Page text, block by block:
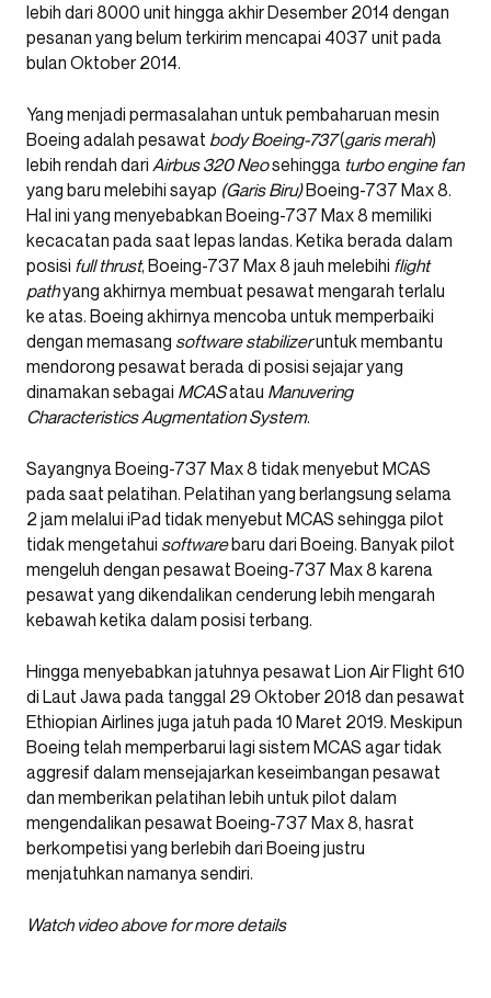
lebih dari 8000 unit hingga akhir Desember 2014 dengan
pesanan yang belum terkirim mencapai 4037 unit pada
bulan Oktober 2014.
Yang menjadi permasalahan untuk pembaharuan mesin
Boeing adalah pesawat bodyBoeing-737(garis merah)
lebih rendah dari Airbus 320 Neosehingga turbo engine fan
yang baru melebihi sayap (Garis Biru)Boeing-737 Max 8.
Hal ini yang menyebabkan Boeing-737 Max 8 memiliki
kecacatan pada saat lepas landas. Ketika berada dalam
posisi full thrust, Boeing-737 Max 8 jauh melebihi flight
pathyang akhirnya membuat pesawat mengarah terlalu
ke atas. Boeing akhirnya mencoba untuk memperbaiki
dengan memasang software stabilizeruntuk membantu
mendorong pesawat berada di posisi sejajar yang
dinamakan sebagai MCASatau Manuvering
Characteristics Augmentation System.
Sayangnya Boeing-737 Max 8 tidak menyebut MCAS
pada saat pelatihan. Pelatihan yang berlangsung selama
2 jam melalui iPad tidak menyebut MCAS sehingga pilot
tidak mengetahui softwarebaru dari Boeing. Banyak pilot
mengeluh dengan pesawat Boeing-737 Max 8 karena
pesawat yang dikendalikan cenderung lebih mengarah
kebawah ketika dalam posisi terbang.
Hingga menyebabkan jatuhnya pesawat Lion Air Flight 610
di Laut Jawa pada tanggal 29 Oktober 2018 dan pesawat
Ethiopian Airlines juga jatuh pada 10 Maret 2019. Meskipun
Boeing telah memperbarui lagi sistem MCAS agar tidak
aggresif dalam mensejajarkan keseimbangan pesawat
dan memberikan pelatihan lebih untuk pilot dalam
mengendalikan pesawat Boeing-737 Max 8, hasrat
berkompetisi yang berlebih dari Boeing justru
menjatuhkan namanya sendiri.
Watch video above for more details